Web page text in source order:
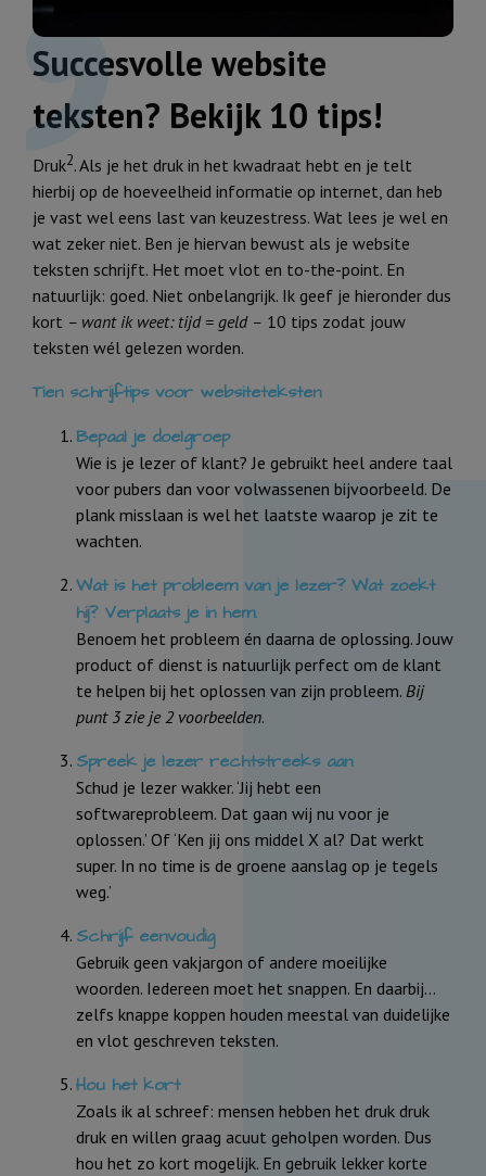
Succesvolle website
teksten? Bekijk 10 tips!
Druk2. Als je het druk in het kwadraat hebt en je telt
hierbij op de hoeveelheid informatie op internet, dan heb
je vast wel eens last van keuzestress. Wat lees je wel en
wat zeker niet. Ben je hiervan bewust als je website
teksten schrijft. Het moet vlot en to-the-point. En
natuurlijk: goed. Niet onbelangrijk. Ik geef je hieronder dus
kort – want ik weet: tijd = geld – 10 tips zodat jouw
teksten wél gelezen worden.
Tien schrijftips voor websiteteksten
Bepaal je doelgroep
Wie is je lezer of klant? Je gebruikt heel andere taal
voor pubers dan voor volwassenen bijvoorbeeld. De
plank misslaan is wel het laatste waarop je zit te
wachten.
Wat is het probleem van je lezer? Wat zoekt
hij? Verplaats je in hem.
Benoem het probleem én daarna de oplossing. Jouw
product of dienst is natuurlijk perfect om de klant
te helpen bij het oplossen van zijn probleem. Bij
punt 3 zie je 2 voorbeelden.
Spreek je lezer rechtstreeks aan
Schud je lezer wakker. ‘Jij hebt een
softwareprobleem. Dat gaan wij nu voor je
oplossen.’ Of ‘Ken jij ons middel X al? Dat werkt
super. In no time is de groene aanslag op je tegels
weg.’
Schrijf eenvoudig
Gebruik geen vakjargon of andere moeilijke
woorden. Iedereen moet het snappen. En daarbij…
zelfs knappe koppen houden meestal van duidelijke
en vlot geschreven teksten.
Hou het kort
Zoals ik al schreef: mensen hebben het druk druk
druk en willen graag acuut geholpen worden. Dus
hou het zo kort mogelijk. En gebruik lekker korte